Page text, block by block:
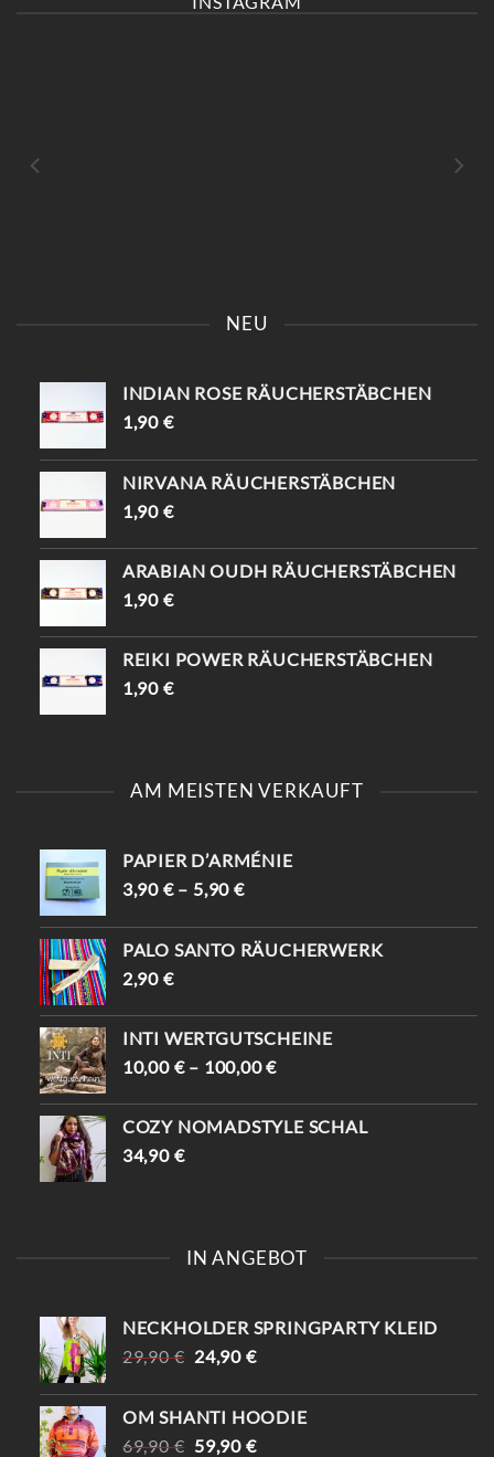
NEU
INDIAN ROSE RÄUCHERSTÄBCHEN
1,90 €
NIRVANA RÄUCHERSTÄBCHEN
1,90 €
ARABIAN OUDH RÄUCHERSTÄBCHEN
1,90 €
REIKI POWER RÄUCHERSTÄBCHEN
1,90 €
AM MEISTEN VERKAUFT
PAPIER D’ARMÉNIE
3,90 €– 5,90€
PALO SANTO RÄUCHERWERK
2,90 €
INTI WERTGUTSCHEINE
10,00 €– 100,00€
COZY NOMADSTYLE SCHAL
34,90 €
IN ANGEBOT
NECKHOLDER SPRINGPARTY KLEID
29,90€ URSPRÜNGLICHER
WAR:
29,90 €
24,90 €AKTUELLER
IST:
24,90 €.
OM SHANTI HOODIE
69,90€ URSPRÜNGLICHER
59,90 €AKTUELLER